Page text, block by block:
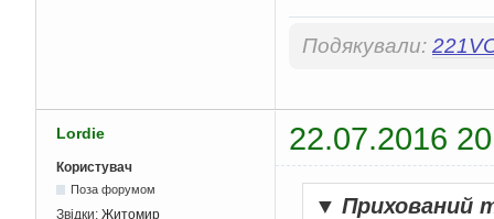
Подякували:
Lordie 22.07.2016
Користувач
Поза форумом
Звідки: Житомир
▼ Прихований